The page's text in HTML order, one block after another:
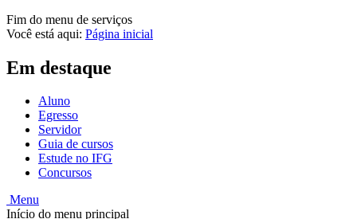
Fim do menu de serviços
Você está aqui: Página inicial
Em destaque
Aluno
Egresso
Servidor
Guia de cursos
Estude no IFG
Concursos
Menu
Início do menu principal